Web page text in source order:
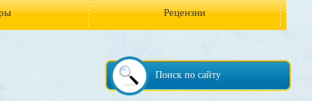
Рецензии
Поиск по сайту